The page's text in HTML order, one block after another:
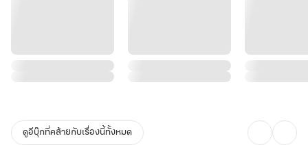
ดูอีบุ๊กที่คล้ายกับเรื่องนี้ทั้งหมด